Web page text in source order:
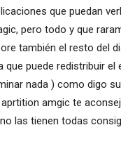
que puedan
pero todo y que
también el resto del
que puede redistribuir el
nada ) como digo
amgic te
las tienen todas